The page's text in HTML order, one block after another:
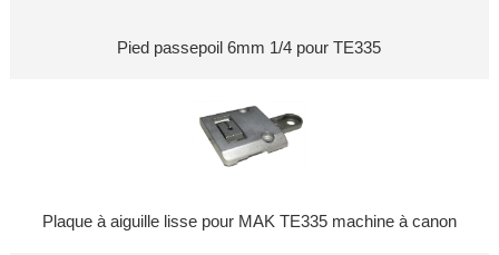
Pied passepoil 6mm 1/4 pour TE335
Plaque à aiguille lisse pour MAK TE335 machine à canon